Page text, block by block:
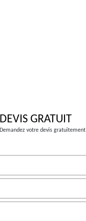
DEVIS GRATUIT
Demandez votre devis gratuitement